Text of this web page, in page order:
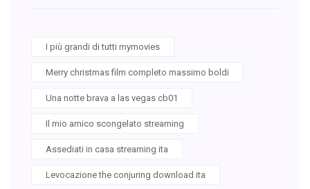
I più grandi di tutti mymovies
Merry christmas film completo massimo boldi
Una notte brava a las vegas cb01
Il mio amico scongelato streaming
Assediati in casa streaming ita
Levocazione the conjuring download ita